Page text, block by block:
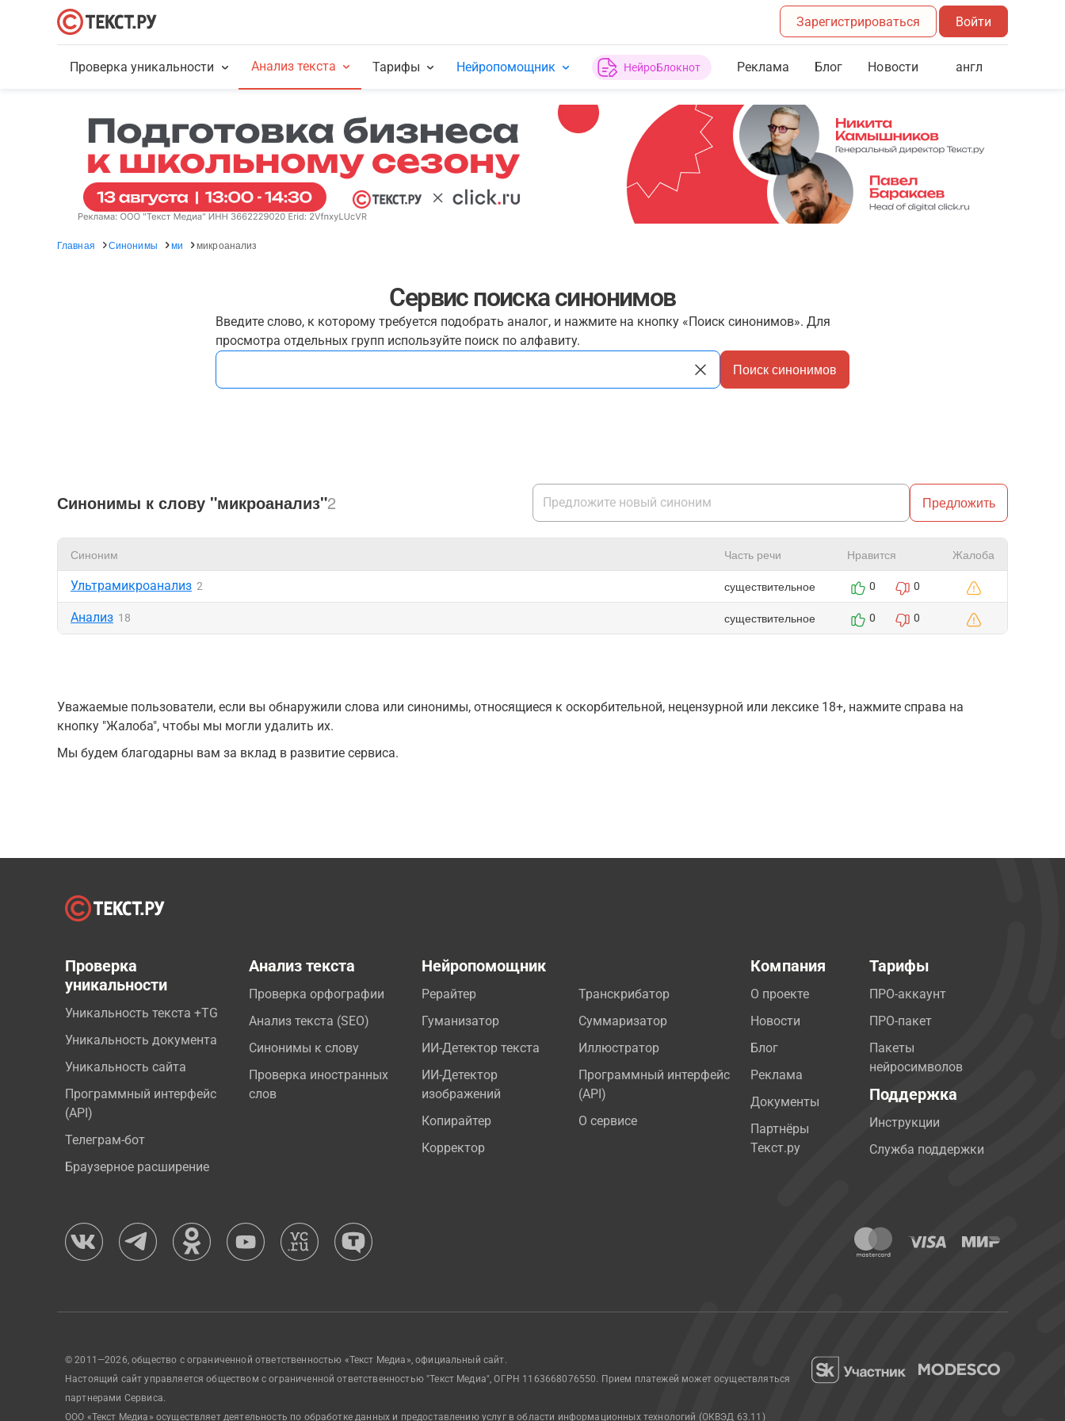
Зарегистрироваться Войти
Проверка уникальности Анализ текста Тарифы Нейропомощник НейроБлокнот Реклама Блог Новости англ
Главная Синонимы ми микроанализ
Сервис поиска синонимов
Введите слово, к которому требуется подобрать аналог, и нажмите на кнопку «Поиск синонимов». Для
просмотра отдельных групп используйте поиск по алфавиту.
Поиск синонимов
Синонимы к слову "микроанализ"2 Предложить
Синоним Часть речи Нравится Жалоба
Ультрамикроанализ 2 существительное 0 0
Анализ 18 существительное 0 0
Уважаемые пользователи, если вы обнаружили слова или синонимы, относящиеся к оскорбительной, нецензурной или лексике 18+, нажмите справа на
кнопку "Жалоба", чтобы мы могли удалить их.
Мы будем благодарны вам за вклад в развитие сервиса.
Проверка
уникальности
Уникальность текста +TG
Уникальность документа
Уникальность сайта
Программный интерфейс
(API)
Телеграм-бот
Браузерное расширение
Анализ текста
Проверка орфографии
Анализ текста (SEO)
Синонимы к слову
Проверка иностранных
слов
Нейропомощник
Рерайтер
Гуманизатор
ИИ-Детектор текста
ИИ-Детектор
изображений
Копирайтер
Корректор
Транскрибатор
Суммаризатор
Иллюстратор
Программный интерфейс
(API)
О сервисе
Компания
О проекте
Новости
Блог
Реклама
Документы
Партнёры
Текст.ру
Тарифы
ПРО-аккаунт
ПРО-пакет
Пакеты
нейросимволов
Поддержка
Инструкции
Служба поддержки
© 2011—2026, общество с ограниченной ответственностью «Текст Медиа», официальный сайт.
Настоящий сайт управляется обществом с ограниченной ответственностью "Текст Медиа", ОГРН 1163668076550. Прием платежей может осуществляться
партнерами Сервиса.
ООО «Текст Медиа» осуществляет деятельность по обработке данных и предоставлению услуг в области информационных технологий (ОКВЭД 63.11)